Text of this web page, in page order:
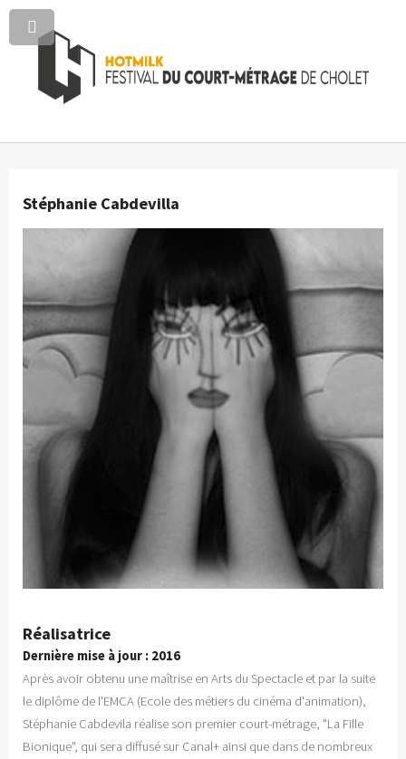
Stéphanie Cabdevilla
Réalisatrice
Dernière mise à jour : 2016
Après avoir obtenu une maîtrise en Arts du Spectacle et par la suite
le diplôme de l'EMCA (Ecole des métiers du cinéma d'animation),
Stéphanie Cabdevila réalise son premier court-métrage, "La Fille
Bionique", qui sera diffusé sur Canal+ ainsi que dans de nombreux